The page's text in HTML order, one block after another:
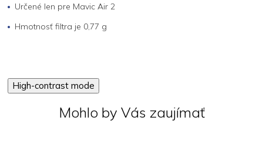
Určené len pre Mavic Air 2
Hmotnosť filtra je 0,77 g
High-contrast mode
Mohlo by Vás zaujímať